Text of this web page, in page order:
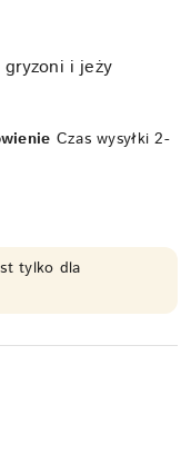
gryzoni i jeży
Czas wysyłki 2-
tylko dla